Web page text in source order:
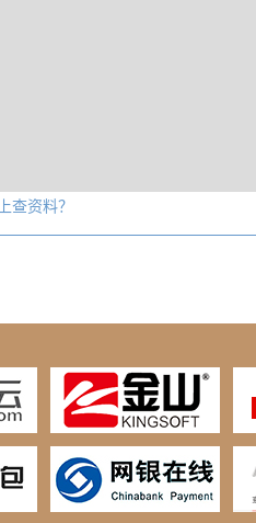
查资料？